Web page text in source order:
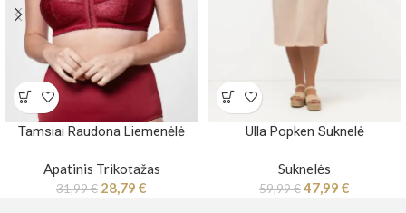
Tamsiai Raudona Liemenėlė
Apatinis Trikotažas
31,99€ 28,79 €
Ulla Popken Suknelė
Suknelės
59,99€47,99 €